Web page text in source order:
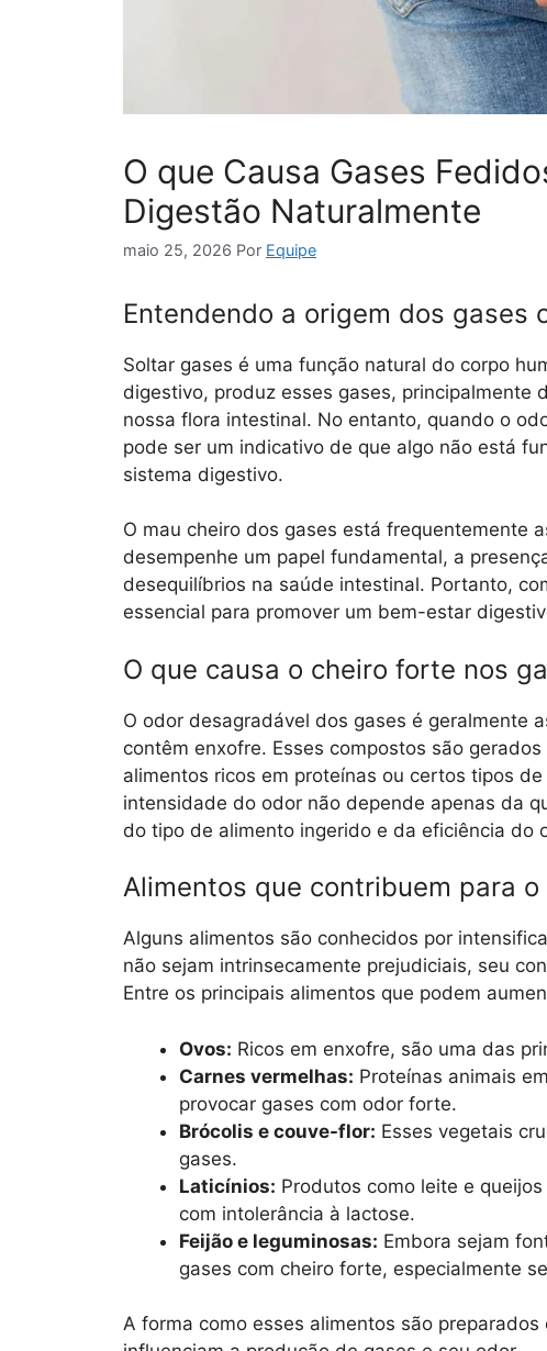
O que Causa Gases
Digestão Naturalmente
maio 25, 2026 Por Equipe
Entendendo a origem dos gases
Soltar gases é uma função natural do corpo
digestivo, produz esses gases, principalmente
nossa flora intestinal. No entanto, quando o
pode ser um indicativo de que algo não está
sistema digestivo.
O mau cheiro dos gases está frequentemente
desempenhe um papel fundamental, a
desequilíbrios na saúde intestinal. Portanto,
essencial para promover um bem-estar
O que causa o cheiro forte nos
O odor desagradável dos gases é geralmente
contêm enxofre. Esses compostos são
alimentos ricos em proteínas ou certos tipos
intensidade do odor não depende apenas da
do tipo de alimento ingerido e da eficiência do
Alimentos que contribuem para
Alguns alimentos são conhecidos por
não sejam intrinsecamente prejudiciais, seu
Entre os principais alimentos que podem
Ovos: Ricos em enxofre, são uma das
Carnes vermelhas: Proteínas animais
provocar gases com odor forte.
Brócolis e couve-flor: Esses vegetais
gases.
Laticínios: Produtos como leite e
com intolerância à lactose.
Feijão e leguminosas: Embora sejam
gases com cheiro forte, especialmente
A forma como esses alimentos são